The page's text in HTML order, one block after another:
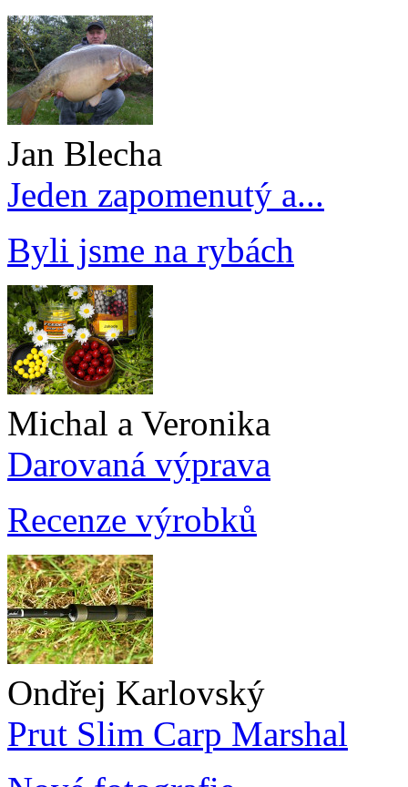
Jan Blecha
Jeden zapomenutý a...
Byli jsme na rybách
Michal a Veronika
Darovaná výprava
Recenze výrobků
Ondřej Karlovský
Prut Slim Carp Marshal